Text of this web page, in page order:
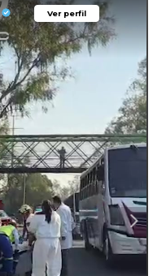
Ver perfil
Ver perfil